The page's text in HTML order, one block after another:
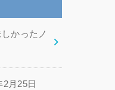
かったノ
2月25日